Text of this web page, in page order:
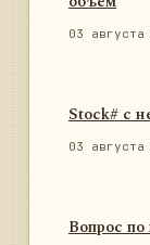
03 августа
Stock# с
03 августа
Вопрос по